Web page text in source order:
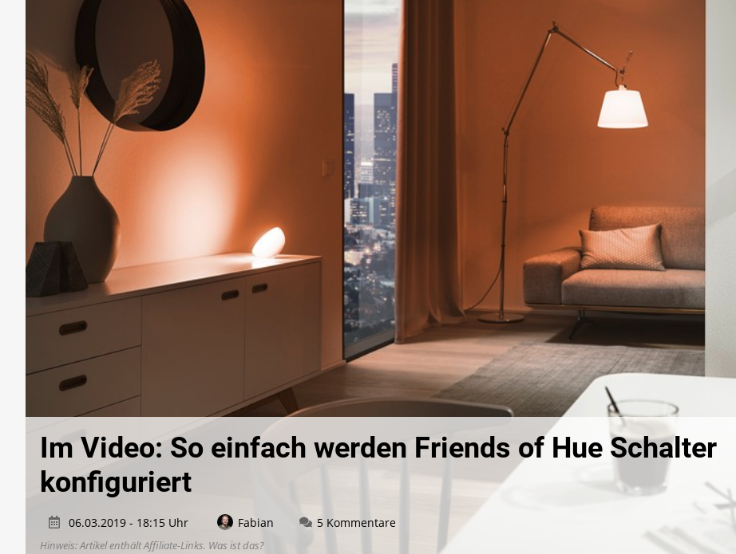
Im Video: So einfach werden Friends of Hue Schalter
konfiguriert
06.03.2019 - 18:15 Uhr Fabian 5 Kommentarezu
Hinweis: Artikel enthält Affiliate-Links. Was ist das?